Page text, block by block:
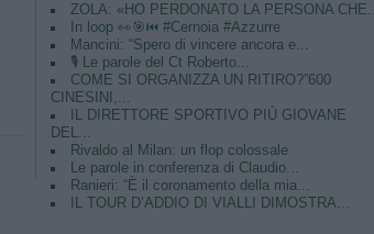
ZOLA: «HO PERDONATO LA PERSONA CHE...
In loop 👀🎯⏮️ #Cernoia #Azzurre
Mancini: “Spero di vincere ancora e...
🎙️ Le parole del Ct Roberto...
COME SI ORGANIZZA UN RITIRO?”600
CINESINI,...
IL DIRETTORE SPORTIVO PIÙ GIOVANE
DEL...
Rivaldo al Milan: un flop colossale
Le parole in conferenza di Claudio...
Ranieri: “È il coronamento della mia...
IL TOUR D’ADDIO DI VIALLI DIMOSTRA...